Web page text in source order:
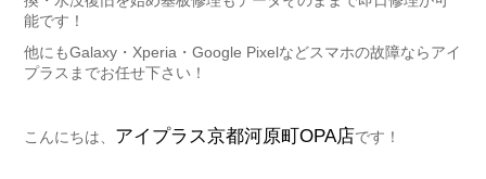
能です！
他にもGalaxy・Xperia・Google Pixelなどスマホの故障ならアイ
プラスまでお任せ下さい！
こんにちは、 アイプラス京都河原町OPA店です！